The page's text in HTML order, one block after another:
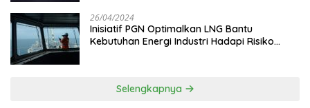
26/04/2024
Inisiatif PGN Optimalkan LNG Bantu
Kebutuhan Energi Industri Hadapi Risiko
Selengkapnya